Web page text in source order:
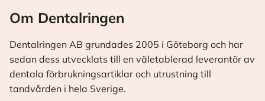
Om Dentalringen
Dentalringen AB grundades 2005 i Göteborg och har
sedan dess utvecklats till en väletablerad leverantör av
dentala förbrukningsartiklar och utrustning till
tandvården i hela Sverige.